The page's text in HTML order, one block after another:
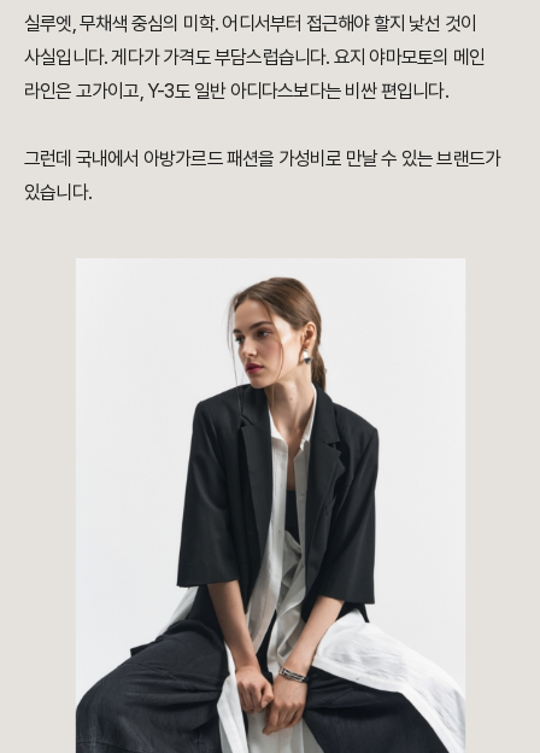
실루엣, 무채색 중심의 미학. 어디서부터 접근해야 할지 낯선 것이
사실입니다. 게다가 가격도 부담스럽습니다. 요지 야마모토의 메인
라인은 고가이고, Y-3도 일반 아디다스보다는 비싼 편입니다.
그런데 국내에서 아방가르드 패션을 가성비로 만날 수 있는 브랜드가
있습니다.